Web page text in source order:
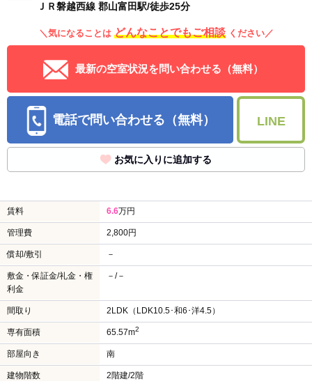
ＪＲ磐越西線 郡山富田駅/徒歩25分
＼気になることは どんなことでもご相談 ください／
最新の空室状況を問い合わせる（無料）
電話で問い合わせる（無料） LINE
お気に入りに追加する
賃料 6.6万円
管理費 2,800円
償却/敷引 －
敷金・保証金/礼金・権
利金
－/－
間取り 2LDK（LDK10.5･和6･洋4.5）
専有面積 65.57m2
部屋向き 南
建物階数 2階建/2階